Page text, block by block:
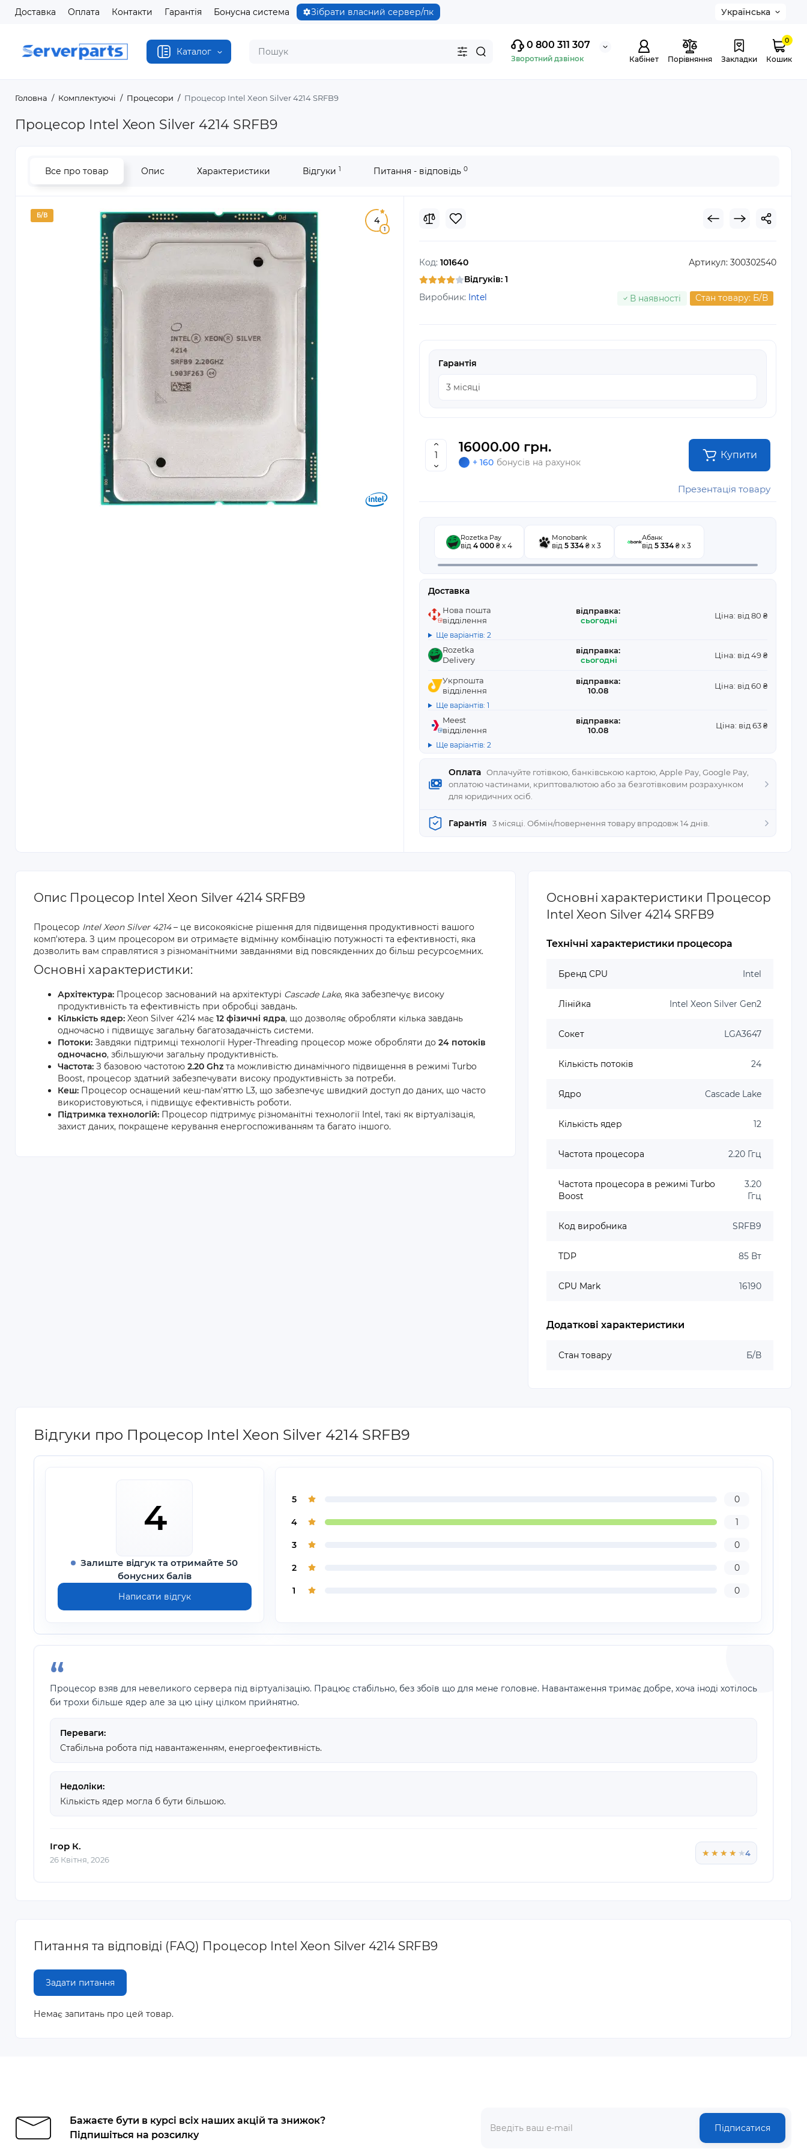
Доставка Оплата Контакти Гарантія Бонусна система Зібрати власний сервер/пк Українська
Каталог
0 800 311 307
Зворотний дзвінок Кабінет Порівняння Закладки
0
Кошик
Головна Комплектуючі Процесори Процесор Intel Xeon Silver 4214 SRFB9
Процесор Intel Xeon Silver 4214 SRFB9
Все про товар Опис Характеристики Відгуки 1 Питання - відповідь 0
Б/В 4
1
Код: 101640
Відгуків: 1
Артикул: 300302540
Виробник: Intel В наявності Стан товару: Б/В
Гарантія
16000.00 грн.
+ 160 бонусів на рахунок
Купити
Презентація товару
Оплата Оплачуйте готівкою, банківською картою, Apple Pay, Google Pay,
оплатою частинами, криптовалютою або за безготівковим розрахунком
для юридичних осіб.
Rozetka Pay
від 4 000 ₴ x 4
Monobank
від 5 334 ₴ x 3
Абанк
від 5 334 ₴ x 3
Доставка
Нова пошта
відділення
відправка:
сьогодні
Ціна: від 80 ₴
Ще варіантів: 2
Rozetka
Delivery
відправка:
сьогодні
Ціна: від 49 ₴
Укрпошта
відділення
відправка:
10.08
Ціна: від 60 ₴
Ще варіантів: 1
Meest
відділення
відправка:
10.08
Ціна: від 63 ₴
Ще варіантів: 2
Гарантія 3 місяці. Обмін/повернення товару впродовж 14 днів.
Опис Процесор Intel Xeon Silver 4214 SRFB9
Процесор Intel Xeon Silver 4214– це високоякісне рішення для підвищення продуктивності вашого
комп'ютера. З цим процесором ви отримаєте відмінну комбінацію потужності та ефективності, яка
дозволить вам справлятися з різноманітними завданнями від повсякденних до більш ресурсоємних.
Основні характеристики:
Архітектура: Процесор заснований на архітектурі Cascade Lake, яка забезпечує високу
продуктивність та ефективність при обробці завдань.
Кількість ядер: Xeon Silver 4214 має 12 фізичні ядра, що дозволяє обробляти кілька завдань
одночасно і підвищує загальну багатозадачність системи.
Потоки: Завдяки підтримці технології Hyper-Threading процесор може обробляти до 24 потоків
одночасно, збільшуючи загальну продуктивність.
Частота: З базовою частотою 2.20 Ghz та можливістю динамічного підвищення в режимі Turbo
Boost, процесор здатний забезпечувати високу продуктивність за потреби.
Кеш: Процесор оснащений кеш-пам'яттю L3, що забезпечує швидкий доступ до даних, що часто
використовуються, і підвищує ефективність роботи.
Підтримка технологій: Процесор підтримує різноманітні технології Intel, такі як віртуалізація,
захист даних, покращене керування енергоспоживанням та багато іншого.
Основні характеристики Процесор
Intel Xeon Silver 4214 SRFB9
Технічні характеристики процесора
Бренд CPU Intel
Лінійка Intel Xeon Silver Gen2
Сокет LGA3647
Кількість потоків 24
Ядро Cascade Lake
Кількість ядер 12
Частота процесора 2.20 Ггц
Частота процесора в режимі Turbo
Boost
3.20
Ггц
Код виробника SRFB9
TDP 85 Вт
CPU Mark 16190
Додаткові характеристики
Стан товару Б/В
Відгуки про Процесор Intel Xeon Silver 4214 SRFB9
4
Залиште відгук та отримайте 50
бонусних балів
Написати відгук
5 0
4 1
3 0
2 0
1 0
★★★★★
★★★★★4
Ігор К.
26 Квітня, 2026
Процесор взяв для невеликого сервера під віртуалізацію. Працює стабільно, без збоїв що для мене головне. Навантаження тримає добре, хоча іноді хотілось
би трохи більше ядер але за цю ціну цілком прийнятно.
Переваги:
Стабільна робота під навантаженням, енергоефективність.
Недоліки:
Кількість ядер могла б бути більшою.
Питання та відповіді (FAQ) Процесор Intel Xeon Silver 4214 SRFB9
Задати питання
Немає запитань про цей товар.
Бажаєте бути в курсі всіх наших акцій та знижок?
Підпишіться на розсилку
Підписатися